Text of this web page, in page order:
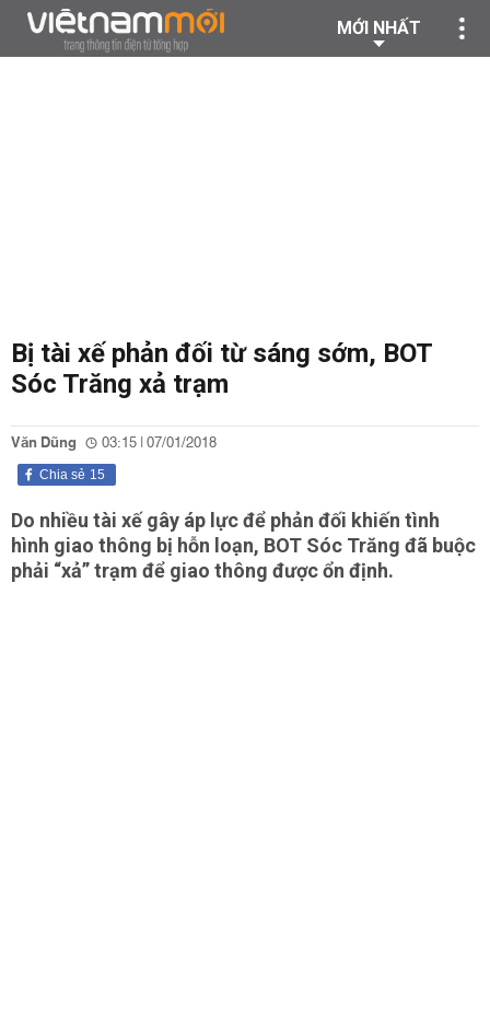
MỚI NHẤT
Bị tài xế phản đối từ sáng sớm, BOT
Sóc Trăng xả trạm
Văn Dũng 03:15 | 07/01/2018
15
Chia sẻ
Do nhiều tài xế gây áp lực để phản đối khiến tình
hình giao thông bị hỗn loạn, BOT Sóc Trăng đã buộc
phải “xả” trạm để giao thông được ổn định.